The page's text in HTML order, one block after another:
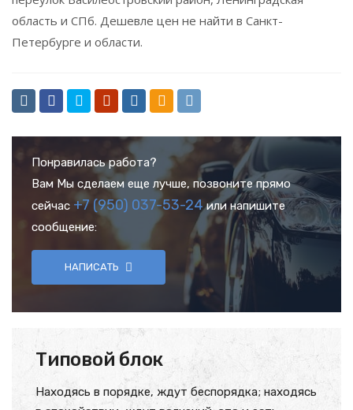
область и СПб. Дешевле цен не найти в Санкт-
Петербурге и области.
Понравилась работа?
Вам Мы сделаем еще лучше, позвоните прямо
сейчас +7 (950) 037-53-24или напишите
сообщение:
НАПИСАТЬ
Типовой блок
Находясь в порядке, ждут беспорядка; находясь